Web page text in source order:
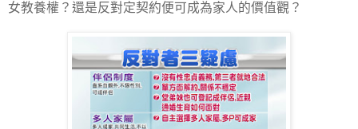
女教養權？還是反對定契約便可成為家人的價值觀？